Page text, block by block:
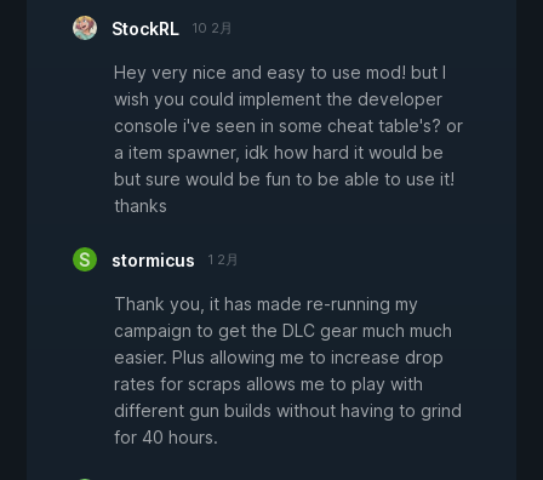
StockRL 10 2月
Hey very nice and easy to use mod! but I
wish you could implement the developer
console i've seen in some cheat table's? or
a item spawner, idk how hard it would be
but sure would be fun to be able to use it!
thanks
stormicus 1 2月
Thank you, it has made re-running my
campaign to get the DLC gear much much
easier. Plus allowing me to increase drop
rates for scraps allows me to play with
different gun builds without having to grind
for 40 hours.